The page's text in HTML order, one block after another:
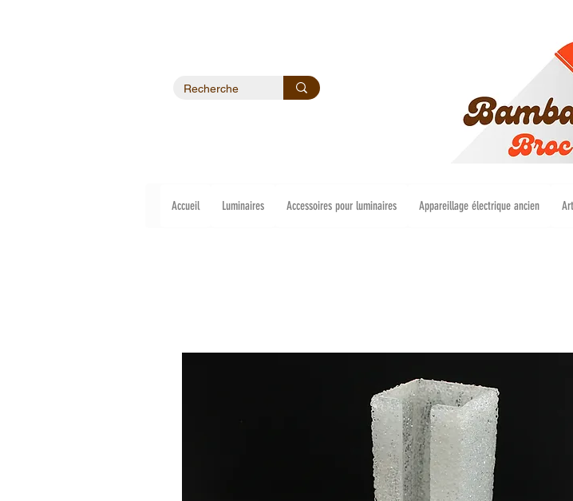
Accueil Luminaires Accessoires pour luminaires Appareillage électrique ancien